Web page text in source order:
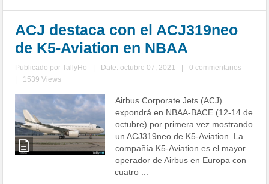
ACJ destaca con el ACJ319neo
de K5-Aviation en NBAA
Publicado porTallyHo Date: octubre 07, 2021
0 commentarios
1539 Views
Airbus Corporate Jets (ACJ)
expondrá en NBAA-BACE (12-14 de
octubre) por primera vez mostrando
un ACJ319neo de K5-Aviation. La
compañía K5-Aviation es el mayor
operador de Airbus en Europa con
cuatro ...